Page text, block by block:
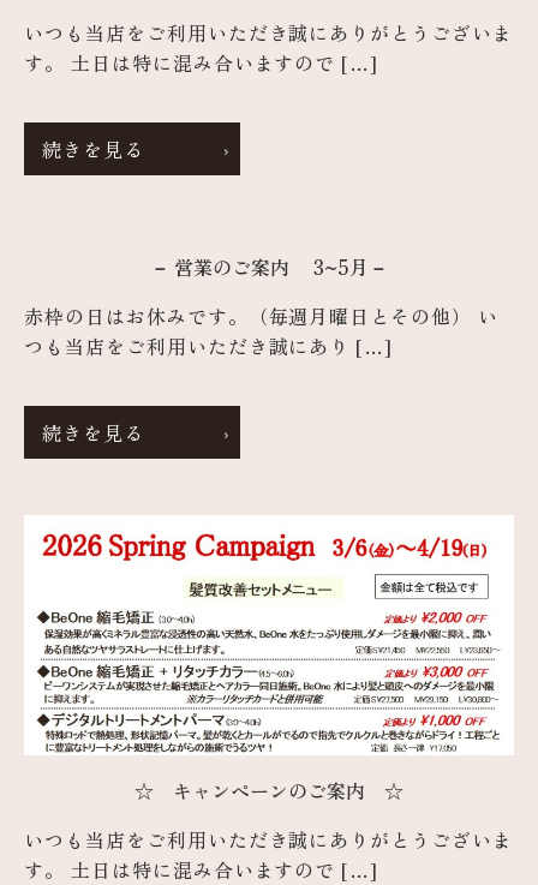
いつも当店をご利用いただき誠にありがとうございま
す。 土日は特に混み合いますので […]
続きを見る
－ 営業のご案内 3~5月－
赤枠の日はお休みです。（毎週月曜日とその他） い
つも当店をご利用いただき誠にあり […]
続きを見る
☆ キャンペーンのご案内 ☆
いつも当店をご利用いただき誠にありがとうございま
す。 土日は特に混み合いますので […]